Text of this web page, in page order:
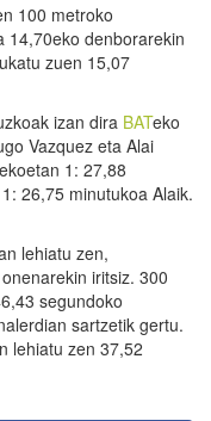
100 metroko
14,70eko denborarekin
zuen 15,07
izan dira BATeko
Vazquez eta Alai
1: 27,88
26,75 minutukoa Alaik.
lehiatu zen,
iritsiz. 300
segundoko
sartzetik gertu.
lehiatu zen 37,52